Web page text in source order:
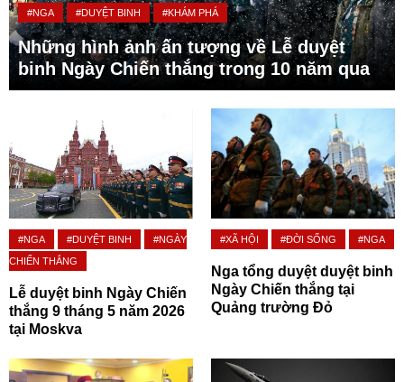
#NGA #DUYỆT BINH #KHÁM PHÁ
Những hình ảnh ấn tượng về Lễ duyệt
binh Ngày Chiến thắng trong 10 năm qua
#NGA #DUYỆT BINH
#NGÀY
CHIẾN THẮNG
Lễ duyệt binh Ngày Chiến
thắng 9 tháng 5 năm 2026
tại Moskva
#XÃ HỘI #ĐỜI SỐNG #NGA
Nga tổng duyệt duyệt binh
Ngày Chiến thắng tại
Quảng trường Đỏ